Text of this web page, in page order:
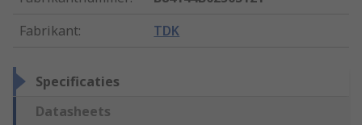
Fabrikant: TDK
Specificaties
Datasheets